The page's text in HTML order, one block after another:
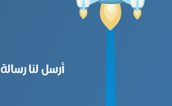
أرسل لنا رسالة